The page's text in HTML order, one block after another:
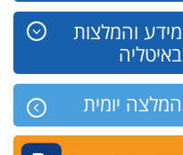
מידע והמלצות
באיטליה
המלצה יומית